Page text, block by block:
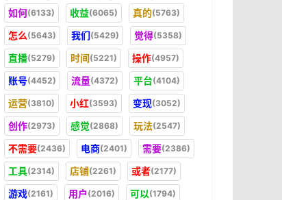
如何(6133) 收益(6065) 真的(5763)
怎么(5643) 我们(5429) 觉得(5358)
直播(5279) 时间(5221) 操作(4957)
账号(4452) 流量(4372) 平台(4104)
运营(3810) 小红(3593) 变现(3052)
创作(2973) 感觉(2868) 玩法(2547)
不需要(2436) 电商(2401) 需要(2386)
工具(2314) 店铺(2261) 或者(2177)
游戏(2161) 用户(2016) 可以(1794)